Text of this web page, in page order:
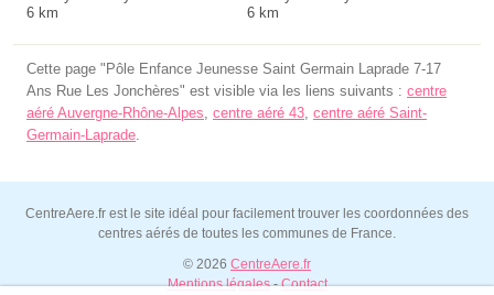
6 km
6 km
Cette page "Pôle Enfance Jeunesse Saint Germain Laprade 7-17
Ans Rue Les Jonchères" est visible via les liens suivants : centre
aéré Auvergne-Rhône-Alpes, centre aéré 43, centre aéré Saint-
Germain-Laprade.
CentreAere.fr est le site idéal pour facilement trouver les coordonnées des
centres aérés de toutes les communes de France.
© 2026 CentreAere.fr
Mentions légales-Contact